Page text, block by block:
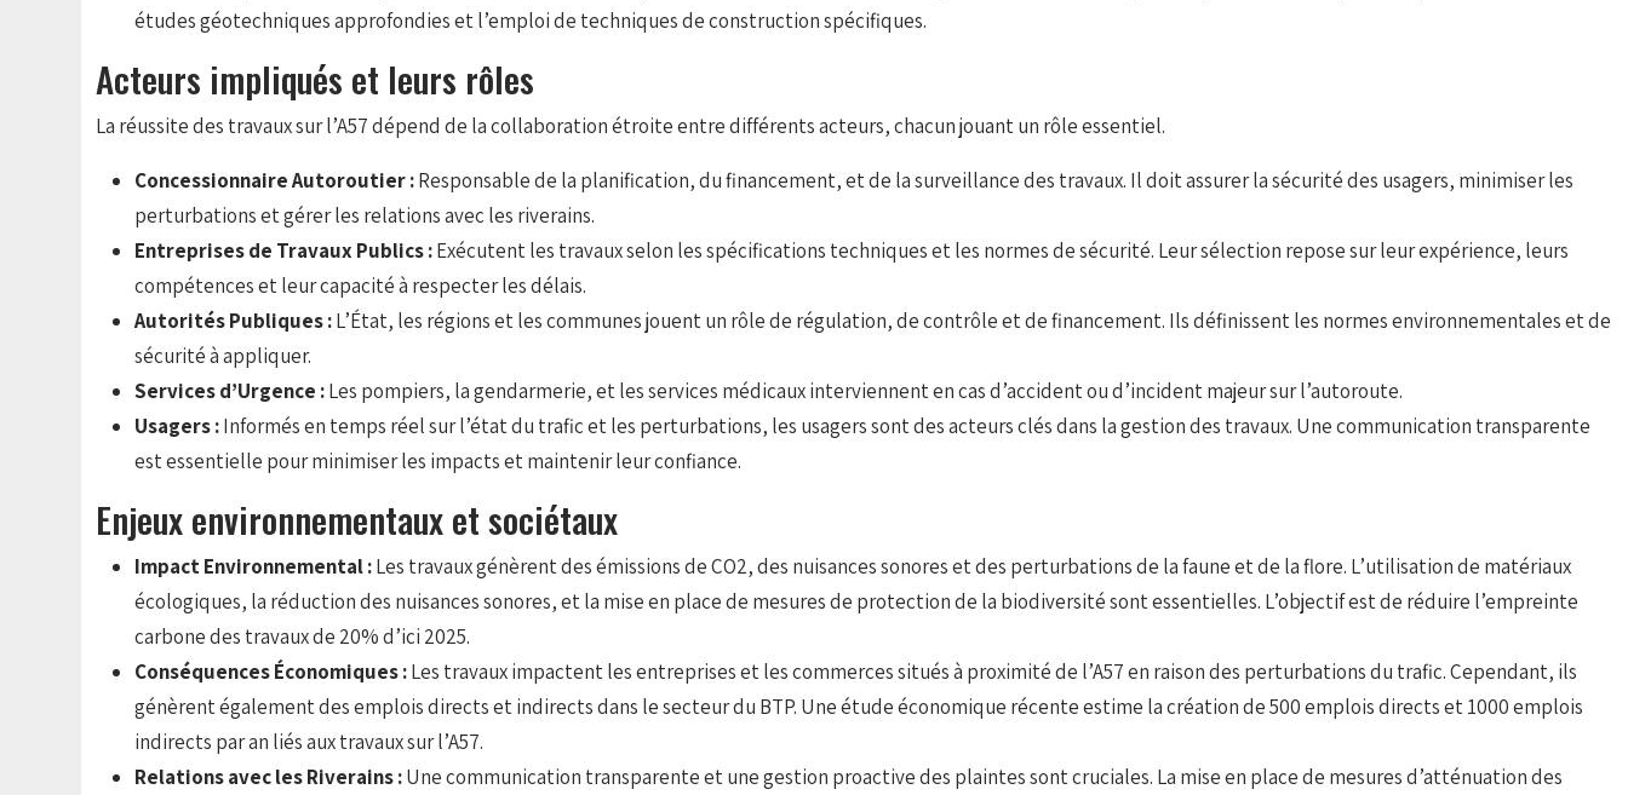
études géotechniques approfondies et l’emploi de techniques de construction spécifiques.
Acteurs impliqués et leurs rôles
La réussite des travaux sur l’A57 dépend de la collaboration étroite entre différents acteurs, chacun jouant un rôle essentiel.
Concessionnaire Autoroutier :Responsable de la planification, du financement, et de la surveillance des travaux. Il doit assurer la sécurité des usagers, minimiser les
perturbations et gérer les relations avec les riverains.
Entreprises de Travaux Publics :Exécutent les travaux selon les spécifications techniques et les normes de sécurité. Leur sélection repose sur leur expérience, leurs
compétences et leur capacité à respecter les délais.
Autorités Publiques :L’État, les régions et les communes jouent un rôle de régulation, de contrôle et de financement. Ils définissent les normes environnementales et de
sécurité à appliquer.
Services d’Urgence :Les pompiers, la gendarmerie, et les services médicaux interviennent en cas d’accident ou d’incident majeur sur l’autoroute.
Usagers :Informés en temps réel sur l’état du trafic et les perturbations, les usagers sont des acteurs clés dans la gestion des travaux. Une communication transparente
est essentielle pour minimiser les impacts et maintenir leur confiance.
Enjeux environnementaux et sociétaux
Impact Environnemental :Les travaux génèrent des émissions de CO2, des nuisances sonores et des perturbations de la faune et de la flore. L’utilisation de matériaux
écologiques, la réduction des nuisances sonores, et la mise en place de mesures de protection de la biodiversité sont essentielles. L’objectif est de réduire l’empreinte
carbone des travaux de 20% d’ici 2025.
Conséquences Économiques :Les travaux impactent les entreprises et les commerces situés à proximité de l’A57 en raison des perturbations du trafic. Cependant, ils
génèrent également des emplois directs et indirects dans le secteur du BTP. Une étude économique récente estime la création de 500 emplois directs et 1000 emplois
indirects par an liés aux travaux sur l’A57.
Relations avec les Riverains :Une communication transparente et une gestion proactive des plaintes sont cruciales. La mise en place de mesures d’atténuation des